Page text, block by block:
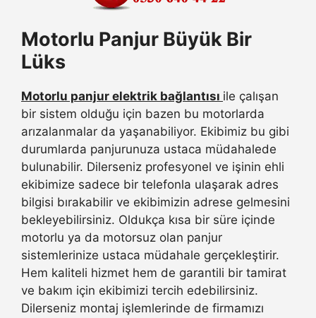
Motorlu Panjur Büyük Bir
Lüks
Motorlu panjur elektrik bağlantısı ile çalışan
bir sistem olduğu için bazen bu motorlarda
arızalanmalar da yaşanabiliyor. Ekibimiz bu gibi
durumlarda panjurunuza ustaca müdahalede
bulunabilir. Dilerseniz profesyonel ve işinin ehli
ekibimize sadece bir telefonla ulaşarak adres
bilgisi bırakabilir ve ekibimizin adrese gelmesini
bekleyebilirsiniz. Oldukça kısa bir süre içinde
motorlu ya da motorsuz olan panjur
sistemlerinize ustaca müdahale gerçekleştirir.
Hem kaliteli hizmet hem de garantili bir tamirat
ve bakım için ekibimizi tercih edebilirsiniz.
Dilerseniz montaj işlemlerinde de firmamızı